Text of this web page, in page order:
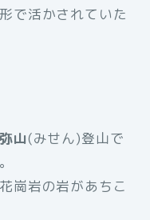
で活かされていた
弥山(みせん)登山で
崗岩の岩があちこ